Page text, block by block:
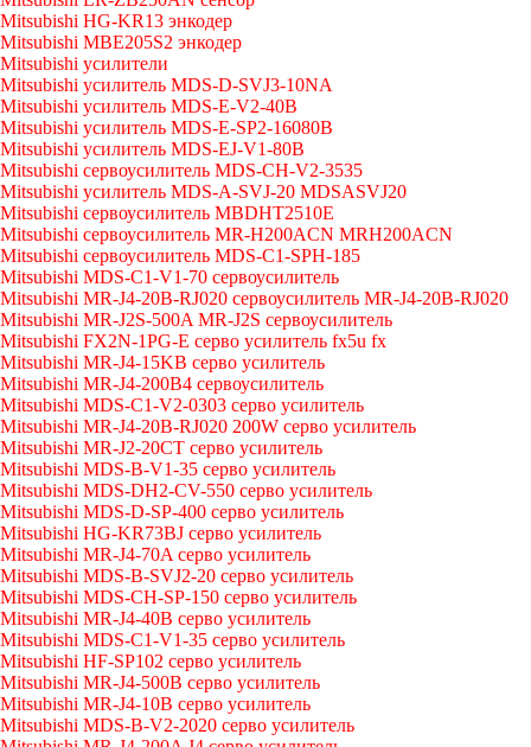
Mitsubishi HG-KR13 энкодер
Mitsubishi MBE205S2 энкодер
Mitsubishi усилители
Mitsubishi усилитель MDS-D-SVJ3-10NA
Mitsubishi усилитель MDS-E-V2-40B
Mitsubishi усилитель MDS-E-SP2-16080B
Mitsubishi усилитель MDS-EJ-V1-80B
Mitsubishi сервоусилитель MDS-CH-V2-3535
Mitsubishi усилитель MDS-A-SVJ-20 MDSASVJ20
Mitsubishi сервоусилитель MBDHT2510E
Mitsubishi сервоусилитель MR-H200ACN MRH200ACN
Mitsubishi сервоусилитель MDS-C1-SPH-185
Mitsubishi MDS-C1-V1-70 сервоусилитель
Mitsubishi MR-J4-20B-RJ020 сервоусилитель MR-J4-20B-RJ020
Mitsubishi MR-J2S-500A MR-J2S сервоусилитель
Mitsubishi FX2N-1PG-E серво усилитель fx5u fx
Mitsubishi MR-J4-15KB серво усилитель
Mitsubishi MR-J4-200B4 сервоусилитель
Mitsubishi MDS-C1-V2-0303 серво усилитель
Mitsubishi MR-J4-20B-RJ020 200W серво усилитель
Mitsubishi MR-J2-20CT серво усилитель
Mitsubishi MDS-B-V1-35 серво усилитель
Mitsubishi MDS-DH2-CV-550 серво усилитель
Mitsubishi MDS-D-SP-400 серво усилитель
Mitsubishi HG-KR73BJ серво усилитель
Mitsubishi MR-J4-70A серво усилитель
Mitsubishi MDS-B-SVJ2-20 серво усилитель
Mitsubishi MDS-CH-SP-150 серво усилитель
Mitsubishi MR-J4-40B серво усилитель
Mitsubishi MDS-C1-V1-35 серво усилитель
Mitsubishi HF-SP102 серво усилитель
Mitsubishi MR-J4-500B серво усилитель
Mitsubishi MR-J4-10B серво усилитель
Mitsubishi MDS-B-V2-2020 серво усилитель